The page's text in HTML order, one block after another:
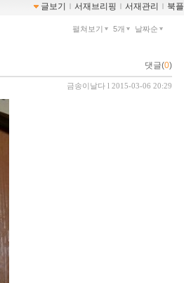
글보기 ｌ 서재브리핑 ｌ 서재관리 ｌ 북플
펼쳐보기 5개 날짜순
댓글(0)
금송이날다 l 2015-03-06 20:29